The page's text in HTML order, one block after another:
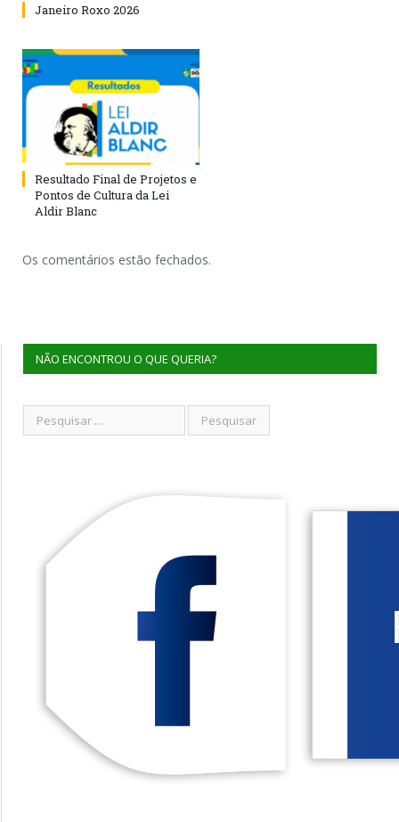
Janeiro Roxo 2026
Resultado Final de Projetos e
Pontos de Cultura da Lei
Aldir Blanc
Os comentários estão fechados.
NÃO ENCONTROU O QUE QUERIA?